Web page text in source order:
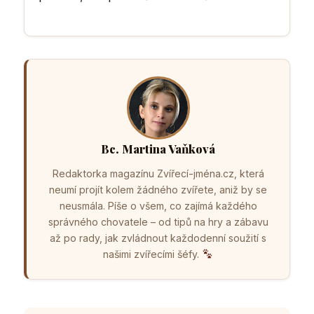
Bc. Martina Vaňková
Redaktorka magazínu Zvířecí-jména.cz, která
neumí projít kolem žádného zvířete, aniž by se
neusmála. Píše o všem, co zajímá každého
správného chovatele – od tipů na hry a zábavu
až po rady, jak zvládnout každodenní soužití s
našimi zvířecími šéfy.